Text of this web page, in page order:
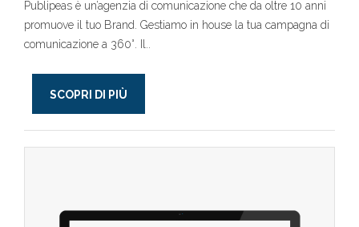
Publipeas è un’agenzia di comunicazione che da oltre 10 anni
promuove il tuo Brand. Gestiamo in house la tua campagna di
comunicazione a 360°. Il..
SCOPRI DI PIÙ